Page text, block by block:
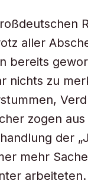
aller
bereits
nichts zu
zogen
der
mehr
arbeiteten.